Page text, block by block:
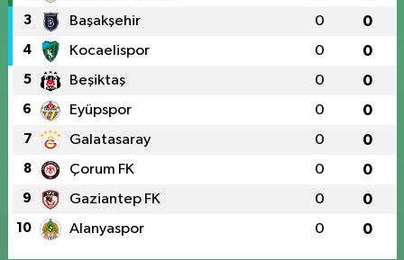
3 Başakşehir 0 0
4 Kocaelispor 0 0
5 Beşiktaş 0 0
6 Eyüpspor 0 0
7 Galatasaray 0 0
8 Çorum FK 0 0
9 Gaziantep FK 0 0
10 Alanyaspor 0 0